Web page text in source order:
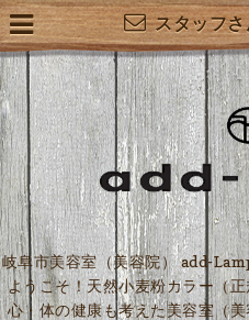
スタッフ
岐阜市美容室（美容院） add-
ようこそ！天然小麦粉カラー（
心・体の健康も考えた美容室（